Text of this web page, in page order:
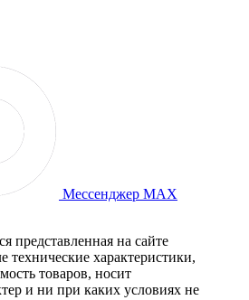
Мессенджер MAX
представленная на сайте
технические характеристики,
товаров, носит
и ни при каких условиях не